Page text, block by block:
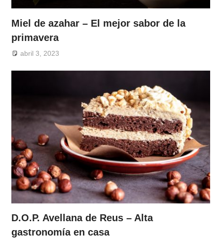
Miel de azahar – El mejor sabor de la
primavera
abril 3, 2023
D.O.P. Avellana de Reus – Alta
gastronomía en casa